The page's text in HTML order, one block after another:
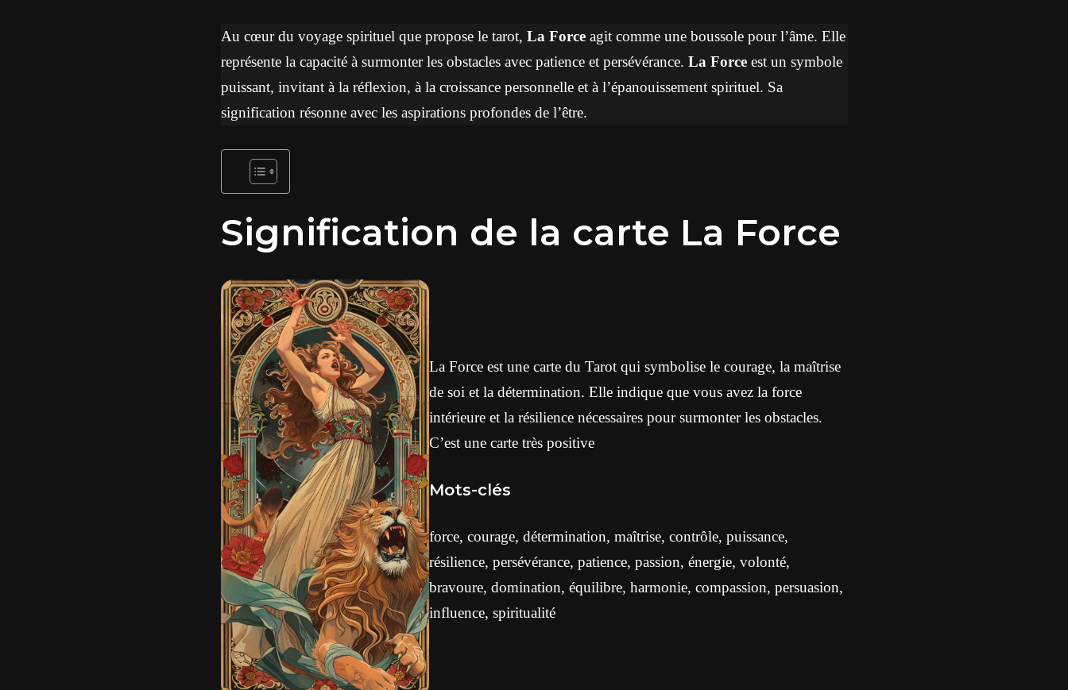
Au cœur du voyage spirituel que propose le tarot, La Forceagit comme une boussole pour l’âme. Elle
représente la capacité à surmonter les obstacles avec patience et persévérance. La Forceest un symbole
puissant, invitant à la réflexion, à la croissance personnelle et à l’épanouissement spirituel. Sa
signification résonne avec les aspirations profondes de l’être.
Signification de la carte La Force
La Force est une carte du Tarot qui symbolise le courage, la maîtrise
de soi et la détermination. Elle indique que vous avez la force
intérieure et la résilience nécessaires pour surmonter les obstacles.
C’est une carte très positive
Mots-clés
force, courage, détermination, maîtrise, contrôle, puissance,
résilience, persévérance, patience, passion, énergie, volonté,
bravoure, domination, équilibre, harmonie, compassion, persuasion,
influence, spiritualité